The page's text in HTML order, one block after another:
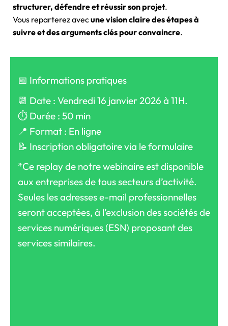
structurer, défendre et réussir son projet.
Vous reparterez avecune vision claire des étapes à
suivre et des arguments clés pour convaincre.
📅 Informations pratiques
📆 Date : Vendredi 16 janvier 2026 à 11H.
⏱️ Durée : 50 min
📍 Format : En ligne
📝 Inscription obligatoire via le formulaire
*Ce replay de notre webinaire est disponible
aux entreprises de tous secteurs d’activité.
Seules les adresses e-mail professionnelles
seront acceptées, à l’exclusion des sociétés de
services numériques (ESN) proposant des
services similaires.